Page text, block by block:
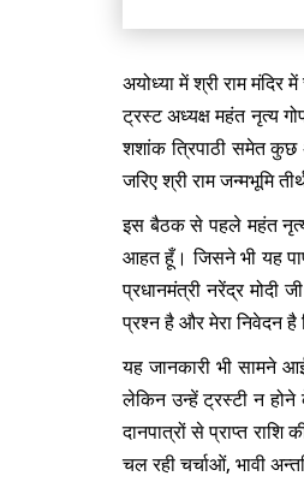
अयोध्या में श्री राम
ट्रस्ट अध्यक्ष महंत नृत्य
शशांक त्रिपाठी समेत
जरिए श्री राम जन्मभूमि
इस बैठक से पहले महंत
आहत हूँ। जिसने भी यह
प्रधानमंत्री नरेंद्र मोदी
प्रश्न है और मेरा निवेदन
यह जानकारी भी सामने
लेकिन उन्हें ट्रस्टी न
दानपात्रों से प्राप्त
चल रही चर्चाओं, भावी